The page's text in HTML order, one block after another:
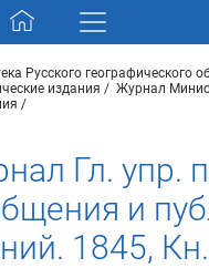
коллекции
Русского географического
издания
Журнал
Гл. упр.
и
1845,